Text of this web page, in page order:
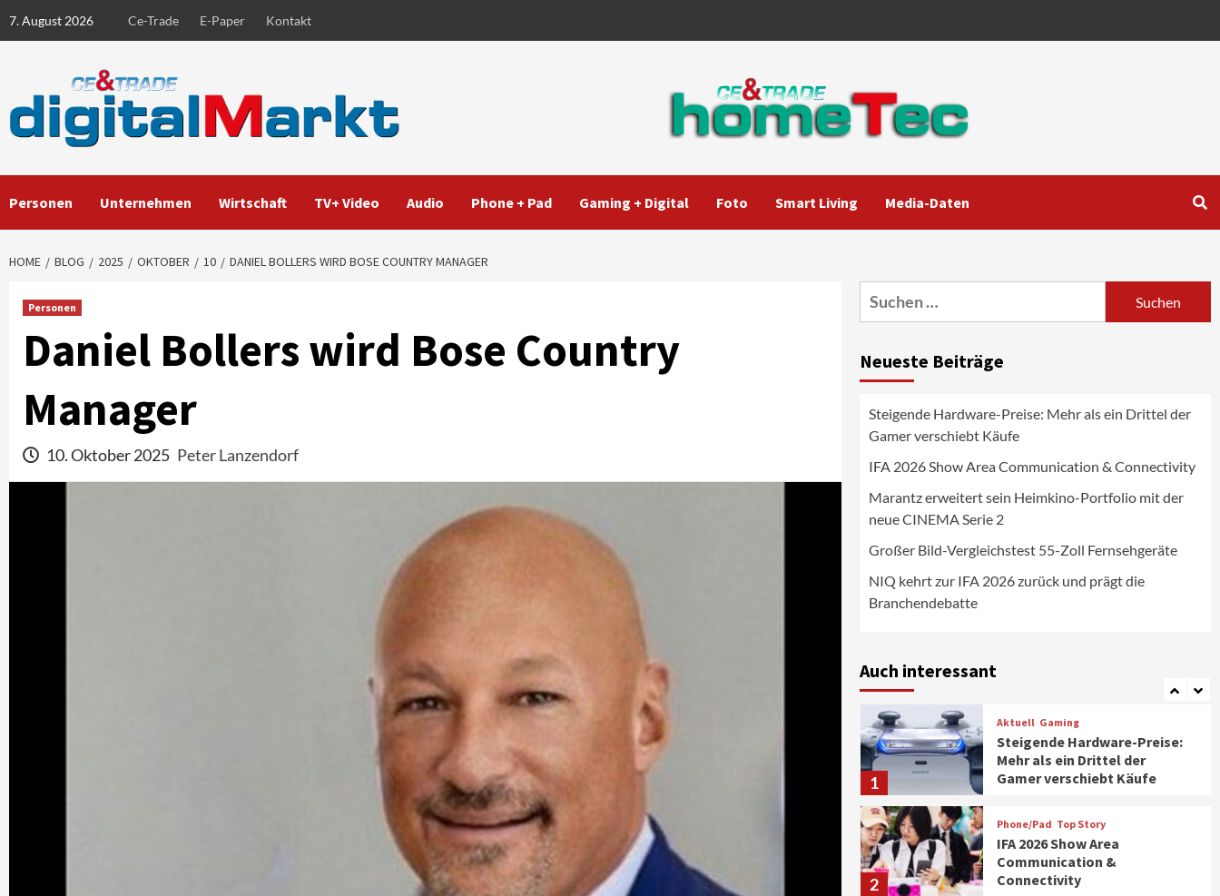
7. August 2026 Ce-Trade E-Paper Kontakt
Personen Unternehmen Wirtschaft TV+ Video Audio Phone + Pad Gaming + Digital Foto Smart Living Media-Daten
HOME BLOG 2025 OKTOBER 10 DANIEL BOLLERS WIRD BOSE COUNTRY MANAGER
Personen
Daniel Bollers wird Bose Country
Manager
10. Oktober 2025 Peter Lanzendorf
Suchen
nach:
Neueste Beiträge
Steigende Hardware-Preise: Mehr als ein Drittel der
Gamer verschiebt Käufe
IFA 2026 Show Area Communication & Connectivity
Marantz erweitert sein Heimkino-Portfolio mit der
neue CINEMA Serie 2
Großer Bild-Vergleichstest 55-Zoll Fernsehgeräte
NIQ kehrt zur IFA 2026 zurück und prägt die
Branchendebatte
Auch interessant
Marantz erweitert sein
4
News aus dem Internet
55-Zoll Fernsehgeräte
5
Wirtschaft
NIQ kehrt zur IFA 2026 zurück
Branchendebatte
6
Aktuell
in strategisch wichtigen
Märkten aus
7
Ventilatoren
1
Aktuell Gaming
Steigende Hardware-Preise:
Mehr als ein Drittel der
Gamer verschiebt Käufe
2
Phone/Pad Top Story
IFA 2026 Show Area
Communication &
Connectivity